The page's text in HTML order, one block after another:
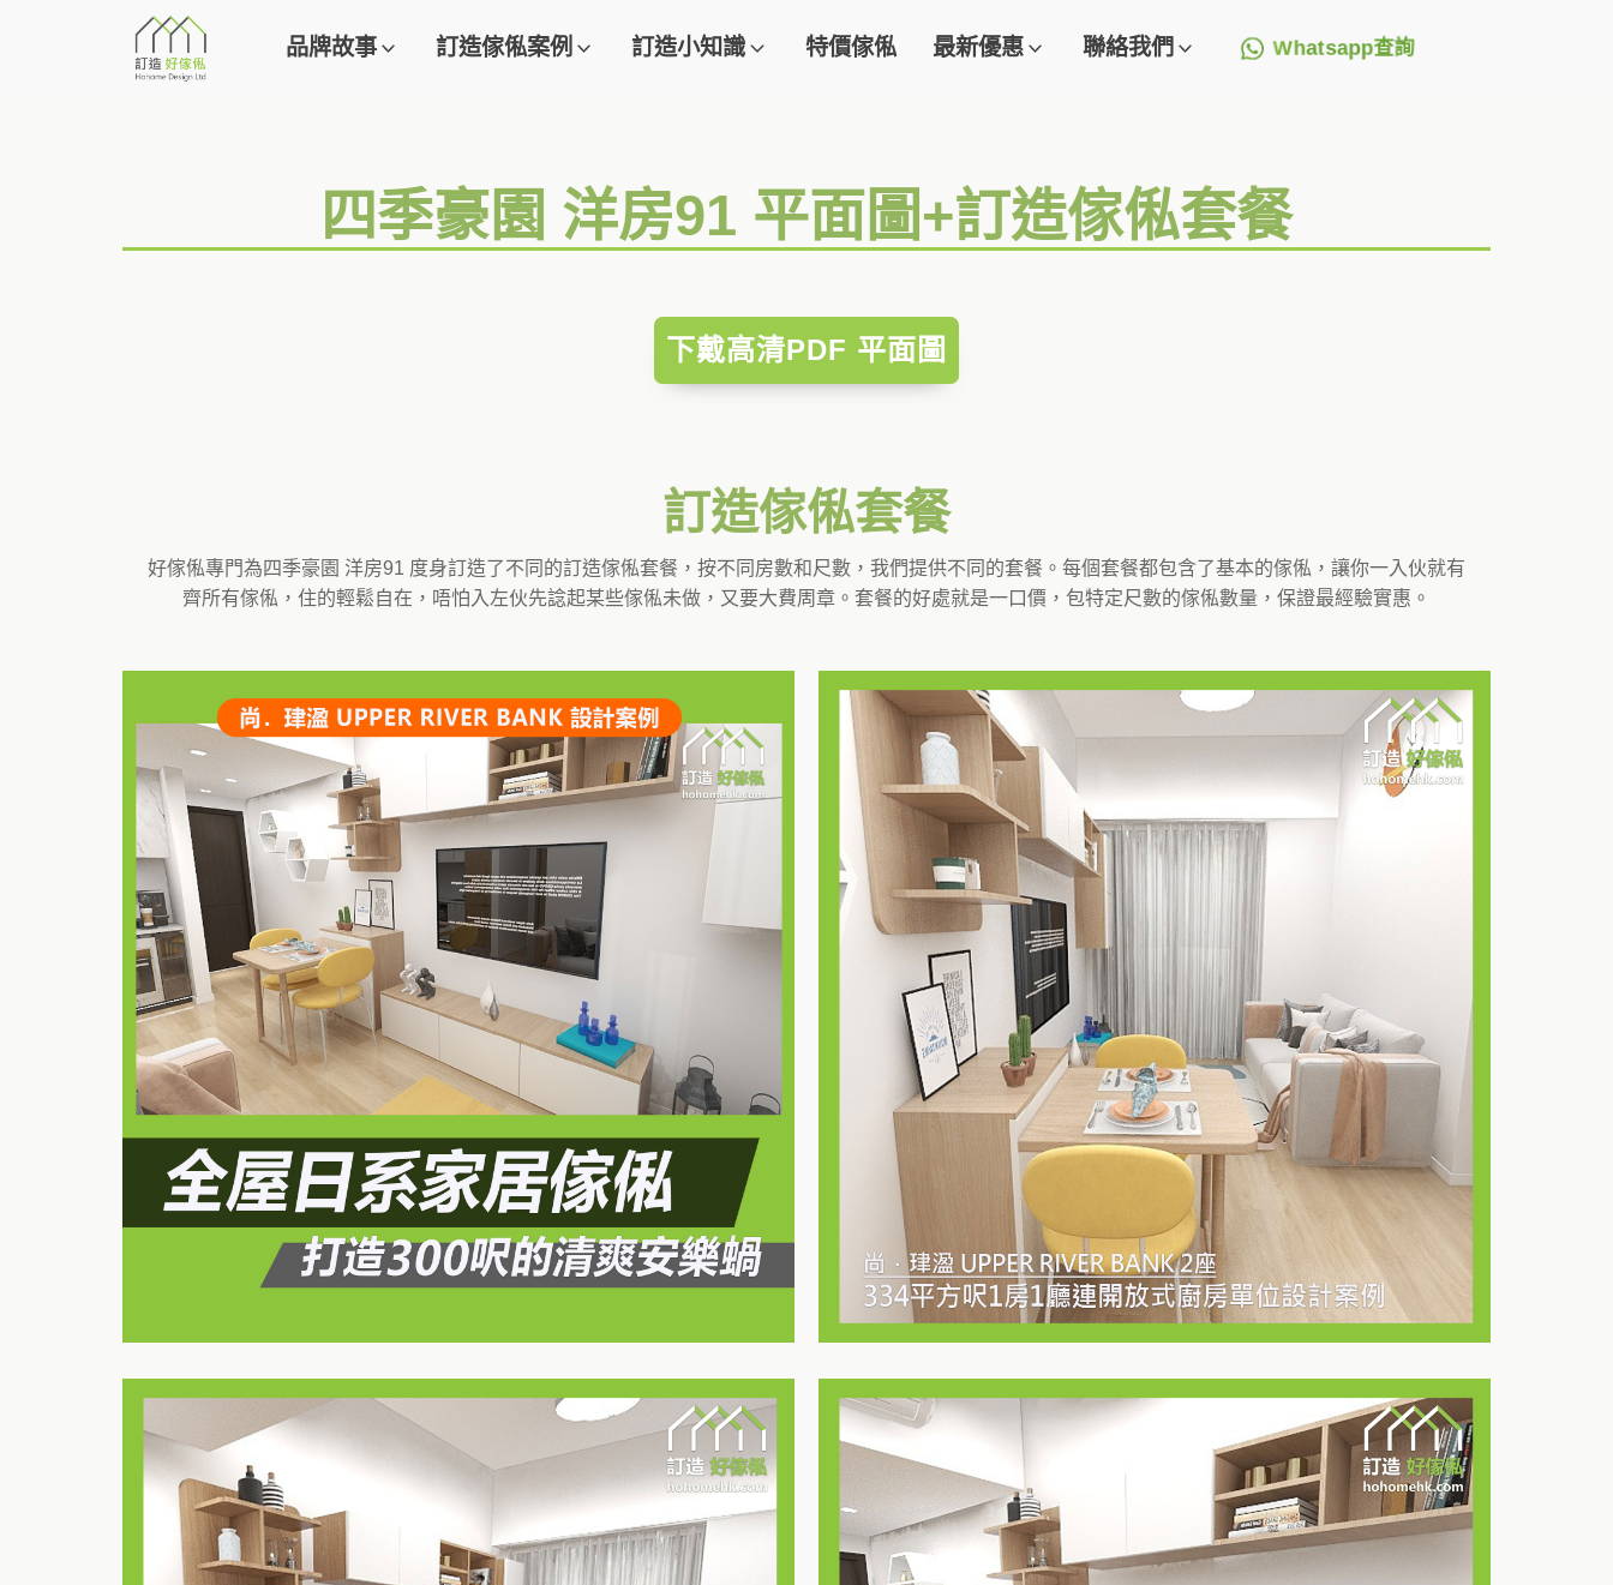
品牌故事 訂造傢俬案例 訂造小知識 特價傢俬 最新優惠 聯絡我們 Whatsapp查詢
四季豪園 洋房91 平面圖+訂造傢俬套餐
下戴高清PDF 平面圖
訂造傢俬套餐
好傢俬專門為四季豪園 洋房91 度身訂造了不同的訂造傢俬套餐，按不同房數和尺數，我們提供不同的套餐。每個套餐都包含了基本的傢俬，讓你一入伙就有
齊所有傢俬，住的輕鬆自在，唔怕入左伙先諗起某些傢俬未做，又要大費周章。套餐的好處就是一口價，包特定尺數的傢俬數量，保證最經驗實惠。